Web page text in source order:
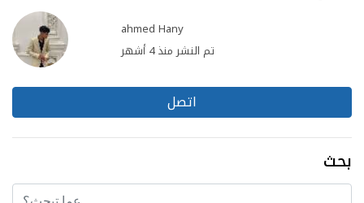
ahmed Hany
تم النشر منذ 4 أشهر
اتصل
بحث